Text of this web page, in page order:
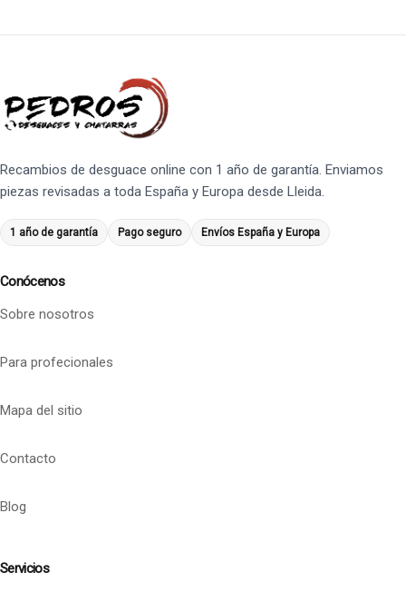
Recambios de desguace online con 1 año de garantía. Enviamos
piezas revisadas a toda España y Europa desde Lleida.
1 año de garantía Pago seguro Envíos España y Europa
Conócenos
Sobre nosotros
Para profecionales
Mapa del sitio
Contacto
Blog
Servicios